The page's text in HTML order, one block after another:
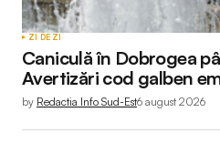
ZI DE ZI
Caniculă în Dobrogea
Avertizări cod galben
by Redactia Info Sud-Est6 august 2026